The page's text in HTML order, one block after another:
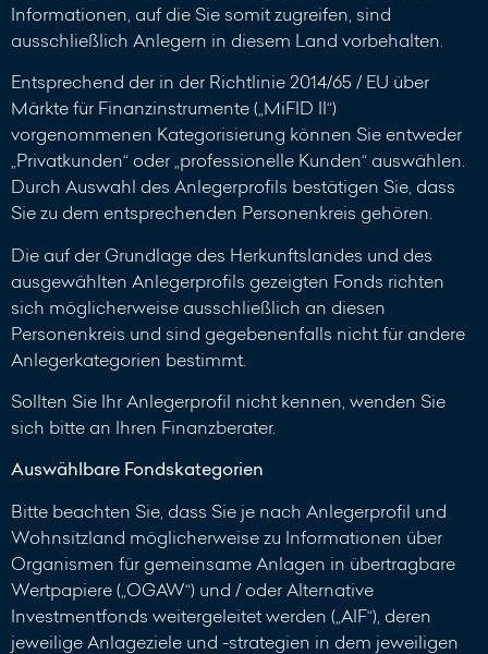
Informationen, auf die Sie somit zugreifen, sind
ausschließlich Anlegern in diesem Land vorbehalten.
Entsprechend der in der Richtlinie 2014/65 / EU über
Märkte für Finanzinstrumente („MiFID II“)
vorgenommenen Kategorisierung können Sie entweder
„Privatkunden“ oder „professionelle Kunden“ auswählen.
Durch Auswahl des Anlegerprofils bestätigen Sie, dass
Sie zu dem entsprechenden Personenkreis gehören.
Die auf der Grundlage des Herkunftslandes und des
ausgewählten Anlegerprofils gezeigten Fonds richten
sich möglicherweise ausschließlich an diesen
Personenkreis und sind gegebenenfalls nicht für andere
Anlegerkategorien bestimmt.
Sollten Sie Ihr Anlegerprofil nicht kennen, wenden Sie
sich bitte an Ihren Finanzberater.
Auswählbare Fondskategorien
Bitte beachten Sie, dass Sie je nach Anlegerprofil und
Wohnsitzland möglicherweise zu Informationen über
Organismen für gemeinsame Anlagen in übertragbare
Wertpapiere („OGAW“) und / oder Alternative
Investmentfonds weitergeleitet werden („AIF“), deren
jeweilige Anlageziele und -strategien in dem jeweiligen